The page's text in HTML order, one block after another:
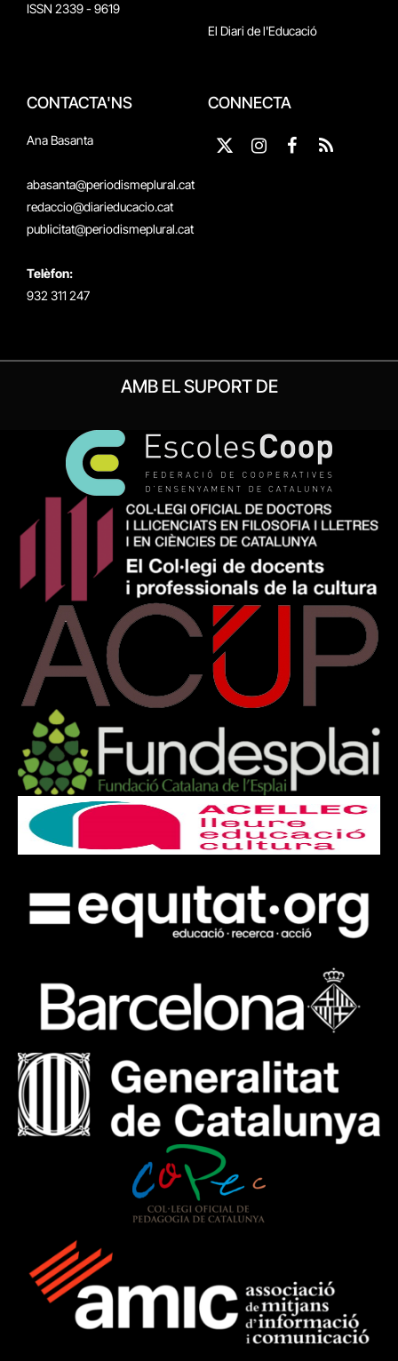
ISSN 2339 - 9619
El Diari de l'Educació
CONTACTA'NS
Ana Basanta
abasanta@periodismeplural.cat
redaccio@diarieducacio.cat
publicitat@periodismeplural.cat
Telèfon:
932 311 247
CONNECTA
X
Instagram
Facebook
RSS
AMB EL SUPORT DE